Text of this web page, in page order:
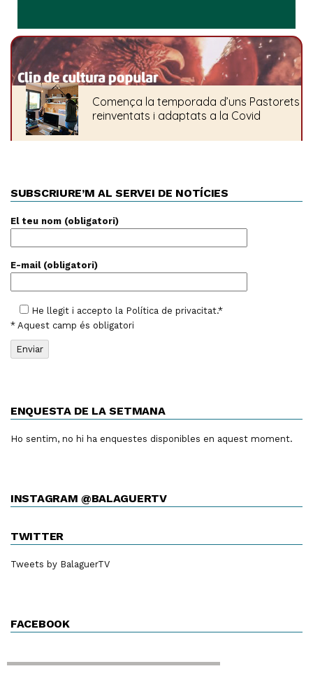
SUBSCRIURE’M AL SERVEI DE NOTÍCIES
El teu nom (obligatori)
E-mail (obligatori)
He llegit i accepto la Política de privacitat.*
* Aquest camp és obligatori
ENQUESTA DE LA SETMANA
Ho sentim, no hi ha enquestes disponibles en aquest moment.
INSTAGRAM @BALAGUERTV
TWITTER
Tweets by BalaguerTV
FACEBOOK